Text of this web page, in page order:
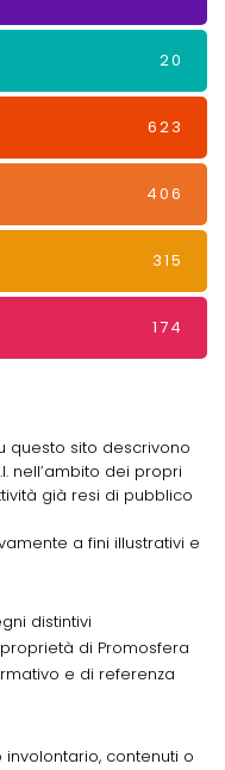
20
623
406
315
174
questo sito descrivono
nell’ambito dei propri
già resi di pubblico
a fini illustrativi e
distintivi
di Promosfera
e di referenza
contenuti o